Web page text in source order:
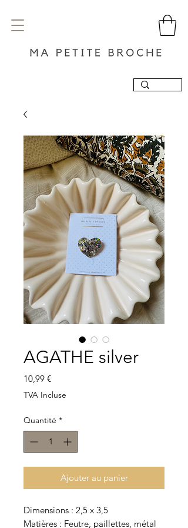
AGATHE silver
10,99 €Prix
TVA Incluse
Quantité *
Ajouter au panier
Dimensions : 2,5 x 3,5
Matières : Feutre, paillettes, métal